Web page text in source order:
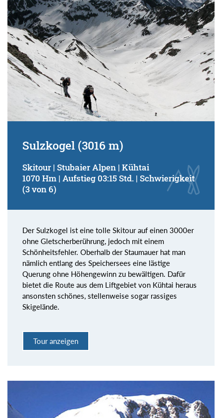
Sulzkogel (3016 m)
Skitour | Stubaier Alpen | Kühtai
1070 Hm | Aufstieg 03:15 Std. | Schwierigkeit
(3 von 6)
Der Sulzkogel ist eine tolle Skitour auf einen 3000er
ohne Gletscherberührung, jedoch mit einem
Schönheitsfehler. Oberhalb der Staumauer hat man
nämlich entlang des Speichersees eine lästige
Querung ohne Höhengewinn zu bewältigen. Dafür
bietet die Route aus dem Liftgebiet von Kühtai heraus
ansonsten schönes, stellenweise sogar rassiges
Skigelände.
Tour anzeigen